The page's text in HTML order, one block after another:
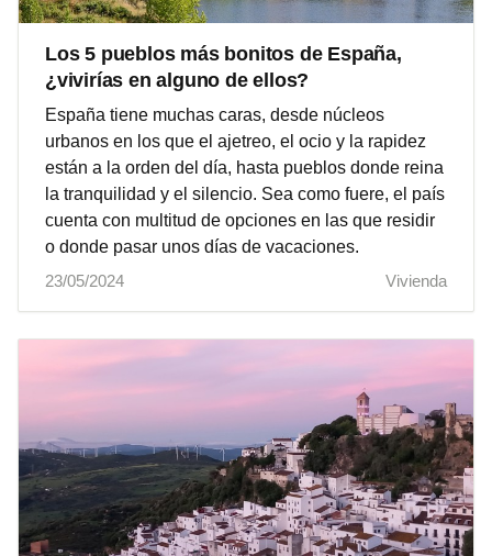
Los 5 pueblos más bonitos de España,
¿vivirías en alguno de ellos?
España tiene muchas caras, desde núcleos
urbanos en los que el ajetreo, el ocio y la rapidez
están a la orden del día, hasta pueblos donde reina
la tranquilidad y el silencio. Sea como fuere, el país
cuenta con multitud de opciones en las que residir
o donde pasar unos días de vacaciones.
23/05/2024
Vivienda